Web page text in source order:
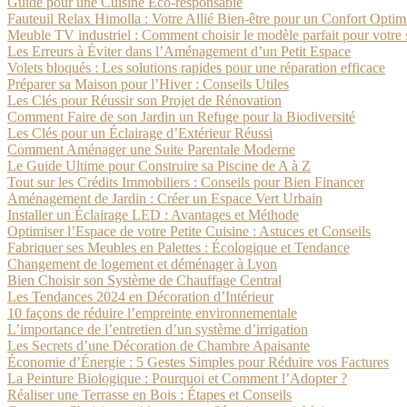
Fauteuil Relax Himolla : Votre Allié Bien-être pour un Confort
Meuble TV industriel : Comment choisir le modèle parfait pour votre
Les Erreurs à Éviter dans l’Aménagement d’un Petit Espace
Volets bloqués : Les solutions rapides pour une réparation efficace
Préparer sa Maison pour l’Hiver : Conseils Utiles
Les Clés pour Réussir son Projet de Rénovation
Comment Faire de son Jardin un Refuge pour la Biodiversité
Les Clés pour un Éclairage d’Extérieur Réussi
Comment Aménager une Suite Parentale Moderne
Le Guide Ultime pour Construire sa Piscine de A à Z
Tout sur les Crédits Immobiliers : Conseils pour Bien Financer
Aménagement de Jardin : Créer un Espace Vert Urbain
Installer un Éclairage LED : Avantages et Méthode
Optimiser l’Espace de votre Petite Cuisine : Astuces et Conseils
Fabriquer ses Meubles en Palettes : Écologique et Tendance
Changement de logement et déménager à Lyon
Bien Choisir son Système de Chauffage Central
Les Tendances 2024 en Décoration d’Intérieur
10 façons de réduire l’empreinte environnementale
L’importance de l’entretien d’un système d’irrigation
Les Secrets d’une Décoration de Chambre Apaisante
Économie d’Énergie : 5 Gestes Simples pour Réduire vos Factures
La Peinture Biologique : Pourquoi et Comment l’Adopter ?
Réaliser une Terrasse en Bois : Étapes et Conseils